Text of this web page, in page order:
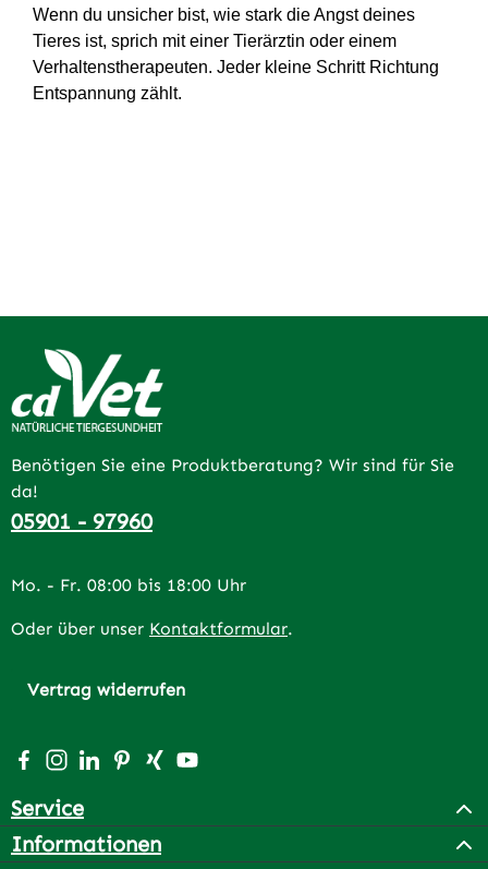
Wenn du unsicher bist, wie stark die Angst deines
Tieres ist, sprich mit einer Tierärztin oder einem
Verhaltenstherapeuten. Jeder kleine Schritt Richtung
Entspannung zählt.
Benötigen Sie eine Produktberatung? Wir sind für Sie
da!
05901 - 97960
Mo. - Fr. 08:00 bis 18:00 Uhr
Oder über unser Kontaktformular.
Vertrag widerrufen
Besuche uns auf Facebook – öffnet in neuem Tab
Schau auf Instagram vorbei – öffnet in neuem Tab
Vernetze dich mit uns auf LinkedIn – öffnet in
Lass dich auf Pinterest inspirieren – öffnet
Vernetze dich mit uns auf Xing – öffnet
Sieh dir unsere Videos auf YouTube
Service
Informationen